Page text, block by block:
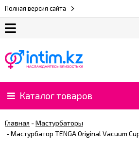
Полная версия сайта
нас
Доставка
и
⚡
Каталог товаров
Главная -Мастурбаторы
-Мастурбатор TENGA Original Vacuum